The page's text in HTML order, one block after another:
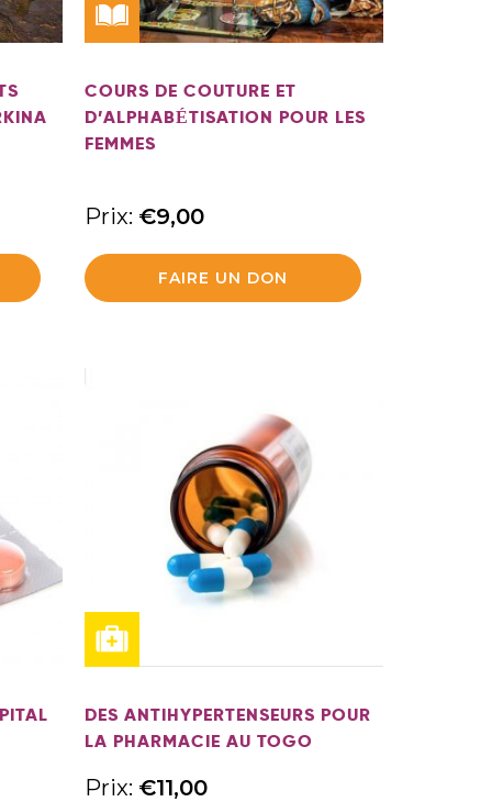
COURS DE COUTURE ET
D’ALPHABÉTISATION POUR LES
FEMMES
Prix: €9,00
FAIRE UN DON
DES ANTIHYPERTENSEURS POUR
LA PHARMACIE AU TOGO
Prix: €11,00